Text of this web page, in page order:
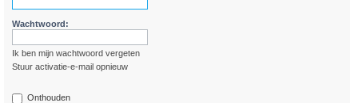
Wachtwoord:
Ik ben mijn wachtwoord vergeten
Stuur activatie-e-mail opnieuw
Onthouden